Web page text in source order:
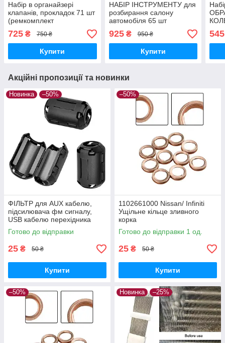
Набір в органайзері
клапанів, прокладок 71 шт
(ремкомплект
універсальний)
725 ₴ 750 ₴
Купити
НАБІР ІНСТРУМЕНТУ для
розбирання салону
автомобіля 65 шт
червоний, в органайзері
925₴ 950 ₴
Купити
545
Акційні пропозиції та новинки
Новинка –50%
ФІЛЬТР для AUX кабелю,
підсилювача фм сигналу,
USB кабелю перехідника
Готово до відправки
25 ₴ 50 ₴
Купити
–50%
1102661000 Nissan/ Infiniti
Ущільне кільце зливного
корка
Готово до відправки 1 од.
25 ₴ 50 ₴
Купити
–50% Новинка –25%